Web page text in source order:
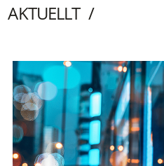
AKTUELLT